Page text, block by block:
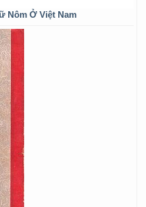
Nôm Ở Việt Nam